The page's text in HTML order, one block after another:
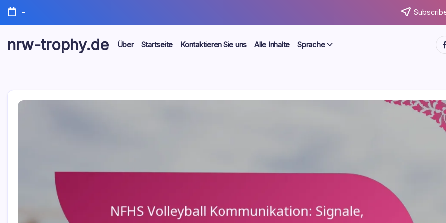
Skip
content
-
nrw-trophy.de Über Startseite Kontaktieren Sie uns Alle Inhalte Sprache